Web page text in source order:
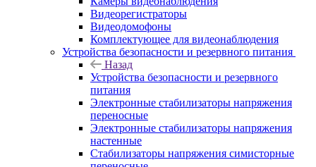
Видеорегистраторы
Видеодомофоны
Комплектующее для видеонаблюдения
Устройства безопасности и резервного питания
Назад
Устройства безопасности и резервного
питания
Электронные стабилизаторы напряжения
переносные
Электронные стабилизаторы напряжения
настенные
Стабилизаторы напряжения симисторные